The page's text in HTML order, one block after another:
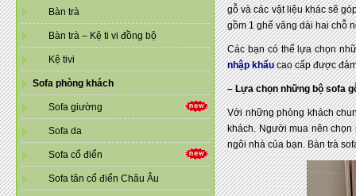
Bàn trà
Bàn trà – Kệ ti vi đồng bộ
Kệ tivi
Sofa phòng khách
Sofa giường
Sofa da
Sofa cổ điển
Sofa tân cổ điển Châu Âu
gỗ và các vật liệu khác sẽ
gồm 1 ghế văng dài hai chỗ
Các bạn có thể lựa chọn
nhập khẩucao cấp được
– Lựa chọn những bộ sofa
Với những phòng khách
khách. Người mua nên
ngôi nhà của bạn. Bàn trà